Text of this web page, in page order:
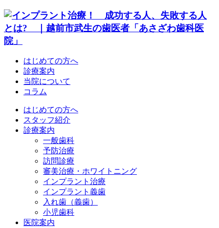
はじめての方へ
診療案内
当院について
コラム
はじめての方へ
スタッフ紹介
診療案内
一般歯科
予防治療
訪問診療
審美治療・ホワイトニング
インプラント治療
インプラント義歯
入れ歯（義歯）
小児歯科
医院案内